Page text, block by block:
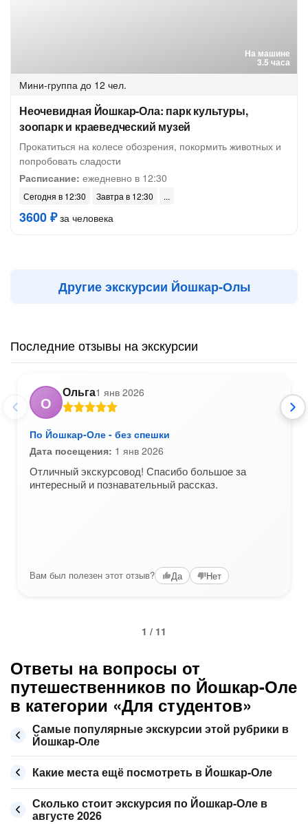
На машине
3.5 часа
Мини-группа до 12 чел.
Неочевидная Йошкар-Ола: парк культуры,
зоопарк и краеведческий музей
Прокатиться на колесе обозрения, покормить животных и
попробовать сладости
Расписание: ежедневно в 12:30
Сегодня в 12:30 Завтра в 12:30
3600 ₽за человека
Другие экскурсии Йошкар-Олы
Последние отзывы на экскурсии
О
Ольга1 янв 2026
По Йошкар-Оле - без спешки
Дата посещения: 1 янв 2026
Отличный экскурсовод! Спасибо большое за
интересный и познавательный рассказ.
Вам был полезен этот отзыв? Да Нет
1 / 11
Ответы на вопросы от
путешественников по Йошкар-Оле
в категории «Для студентов»
Самые популярные экскурсии этой рубрики в
Йошкар-Оле
Какие места ещё посмотреть в Йошкар-Оле
Сколько стоит экскурсия по Йошкар-Оле в
августе 2026